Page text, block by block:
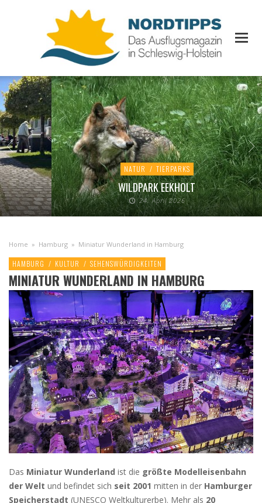
NATUR / TIERPARKS
WILDPARK EEKHOLT
24. April 2026
Home » Hamburg » Miniatur Wunderland in Hamburg
HAMBURG / KULTUR / SEHENSWÜRDIGKEITEN
MINIATUR WUNDERLAND IN HAMBURG
Das Miniatur Wunderland ist die größte Modelleisenbahn
der Welt und befindet sich seit 2001 mitten in der Hamburger
Speicherstadt (UNESCO Weltkulturerbe). Mehr als 20